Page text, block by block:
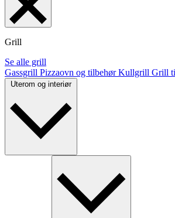
Grill
Se alle grill
Gassgrill Pizzaovn og tilbehørKullgrill Grill
Uterom og interiør